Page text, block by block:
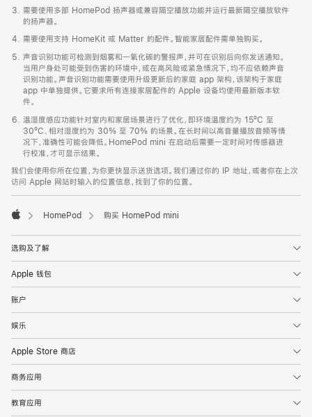
需要使用多部 HomePod 扬声器或兼容隔空播放功能并运行最新隔空播放软件
的扬声器。
需要使用支持 HomeKit 或 Matter 的配件。智能家居配件需单独购买。
声音识别功能可检测到烟雾和一氧化碳的警报声，并可在识别后向你发送通知。
当用户身处可能受到伤害的环境中，或在高风险或紧急情况下，均不应依赖声音
识别功能。声音识别功能需要使用升级更新后的家庭 app 架构，该架构于家庭
app 中单独提供。它要求所有连接家居配件的 Apple 设备均使用最新版本软
件。
温湿度感应功能针对室内和家居场景进行了优化，即环境温度约为 15ºC 至
30ºC、相对湿度约为 30% 至 70% 的场景。在长时间以高音量播放音频等情
况下，准确性可能会降低。HomePod mini 在启动后需要一定时间对传感器进
行校准，才可显示结果。
我们会使用你所在位置，为你更快显示送货选项。我们通过你的 IP 地址，或者你在上次
访问 Apple 网站时输入的位置信息，找到了你的位置。
HomePod 购买 HomePod mini
选购及了解
Apple 钱包
账户
娱乐
Apple Store 商店
商务应用
教育应用